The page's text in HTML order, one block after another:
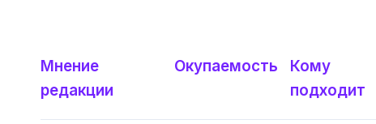
Мнение
редакции
Окупаемость
Кому
подходит